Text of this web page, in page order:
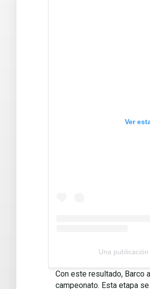
Ver
Una
Con este resultado, Barco
campeonato. Esta etapa